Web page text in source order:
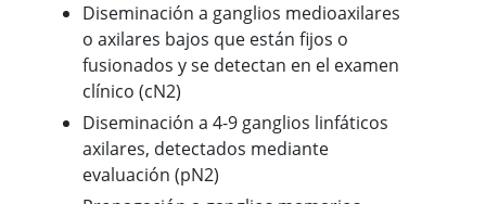
Diseminación a ganglios medioaxilares
o axilares bajos que están fijos o
fusionados y se detectan en el examen
clínico (cN2)
Diseminación a 4-9 ganglios linfáticos
axilares, detectados mediante
evaluación (pN2)